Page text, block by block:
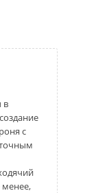
в
с
менее,